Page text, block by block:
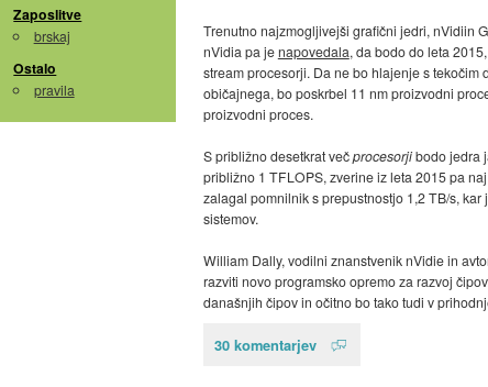
Zaposlitve
brskaj
Ostalo
pravila
Trenutno najzmogljivejši grafični jedri, nVidiin
nVidia pa jenapovedala, da bodo do leta
stream procesorji. Da ne bo hlajenje s
običajnega, bo poskrbel 11 nm proizvodni
proizvodni proces.
S približno desetkrat večprocesorjibodo jedra
približno 1 TFLOPS, zverine iz leta 2015 pa
zalagal pomnilnik s prepustnostjo 1,2 TB/s,
sistemov.
William Dally, vodilni znanstvenik nVidie in
razviti novo programsko opremo za razvoj
današnjih čipov in očitno bo tako tudi v
30 komentarjev